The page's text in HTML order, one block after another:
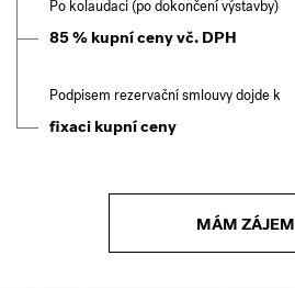
Po kolaudaci (po dokončení výstavby)
85 % kupní ceny vč. DPH
Podpisem rezervační smlouvy dojde k
fixaci kupní ceny
MÁM ZÁJEM